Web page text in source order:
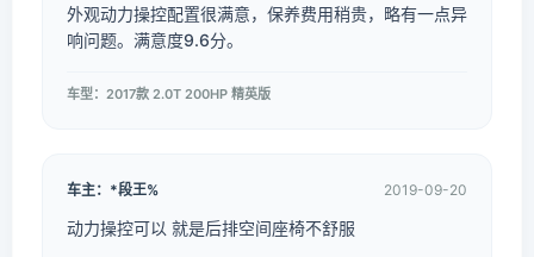
外观动力操控配置很满意，保养费用稍贵，略有一点异
响问题。满意度9.6分。
车型：2017款 2.0T 200HP 精英版
车主：*段王% 2019-09-20
动力操控可以 就是后排空间座椅不舒服